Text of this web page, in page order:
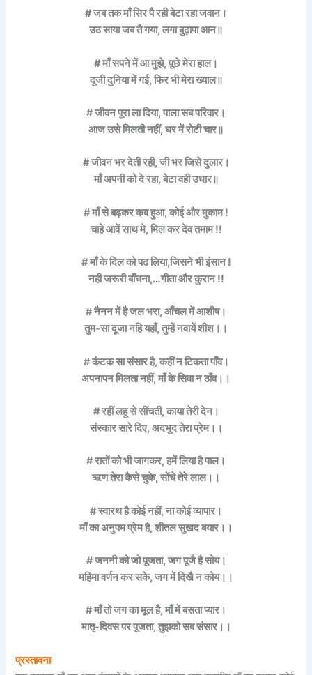
# जब तक माँ सिर पै रही बेटा रहा जवान।
उठ साया जब तै गया, लगा बुढ़ापा आन॥
# माँ सपने में आ मुझे, पूछे मेरा हाल।
दूजी दुनिया में गई, फिर भी मेरा ख्याल॥
# जीवन पूरा ला दिया, पाला सब परिवार।
आज उसे मिलती नहीं, घर में रोटी चार॥
# जीवन भर देती रही, जी भर जिसे दुलार।
माँ अपनी को दे रहा, बेटा वही उधार॥
# माँ से बढ़कर कब हुआ, कोई और मुकाम !
चाहे आवें साथ मे, मिल कर देव तमाम !!
# माँ के दिल को पढ लिया,जिसने भी इंसान !
नही जरूरी बाँचना,…गीता और कुरान !!
# नैनन में है जल भरा, आँचल में आशीष।
तुम-सा दूजा नहि यहाँ, तुम्हें नवायें शीश।।
# कंटक सा संसार है, कहीं न टिकता पाँव।
अपनापन मिलता नहीं, माँ के सिवा न ठाँव।।
# रहीं लहू से सींचती, काया तेरी देन।
संस्कार सारे दिए, अदभुद तेरा प्रेम।।
# रातों को भी जागकर, हमें लिया है पाल।
ऋण तेरा कैसे चुके, सोंचे तेरे लाल।।
# स्वारथ है कोई नहीं, ना कोई व्यापार।
माँ का अनुपम प्रेम है, शीतल सुखद बयार।।
# जननी को जो पूजता, जग पूजै है सोय।
महिमा वर्णन कर सके, जग में दिखै न कोय।।
# माँ तो जग का मूल है, माँ में बसता प्यार।
मातृ-दिवस पर पूजता, तुझको सब संसार।।
प्रस्तावना